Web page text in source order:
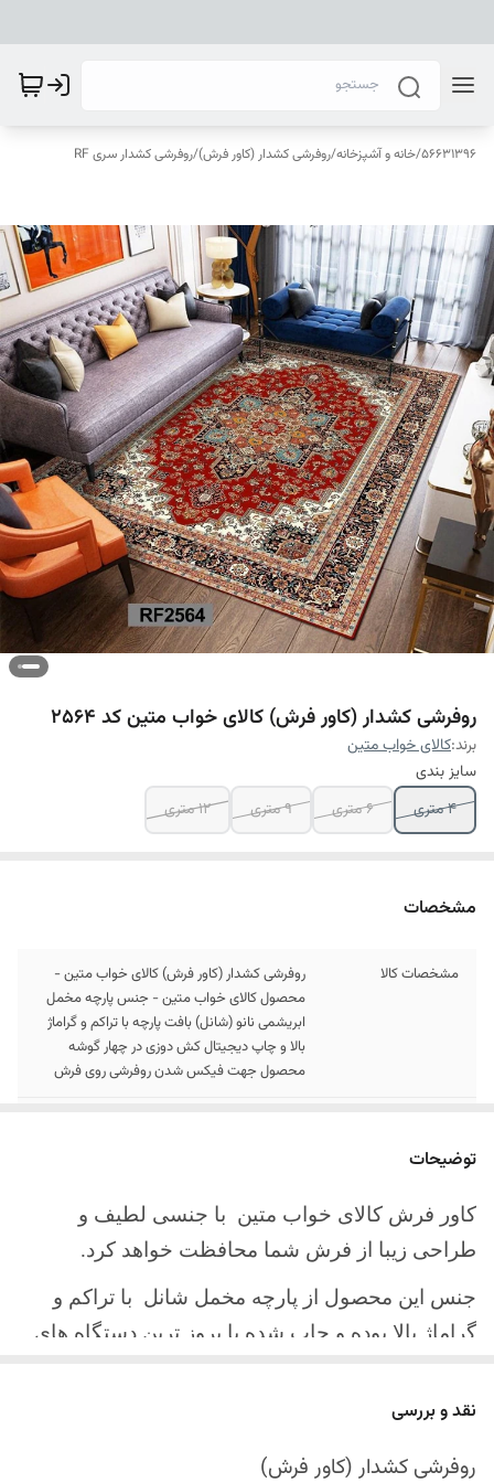
56631396
/خانه و آشپزخانه/روفرشی کشدار (کاور فرش)/روفرشی کشدار سری RF
روفرشی کشدار (کاور فرش) کالای خواب متین کد 2564
برند:کالای خواب متین
سایز بندی
4 متری
6 متری 9 متری 12 متری
مشخصات
مشخصات کالا
روفرشی کشدار (کاور فرش) کالای خواب متین -
محصول کالای خواب متین - جنس پارچه مخمل
ابریشمی نانو (شانل) بافت پارچه با تراکم و گراماژ
بالا و چاپ دیجیتال کش دوزی در چهار گوشه
محصول جهت فیکس شدن روفرشی روی فرش
ارسال کالا
آینده
توضیحات
کاور فرش کالای خواب متین با جنسی لطیف و
طراحی زیبا از فرش شما محافظت خواهد کرد.
جنس این محصول از پارچه مخمل شانل با تراکم و
گراماژ بالا بوده و چاپ شده با بروز ترین دستگاه های
چهار گوشه این محصول با کش باکیفیت دوخته‌شده
نقد و بررسی
روفرشی کشدار (کاور فرش)